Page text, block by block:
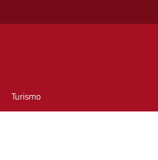
Turismo